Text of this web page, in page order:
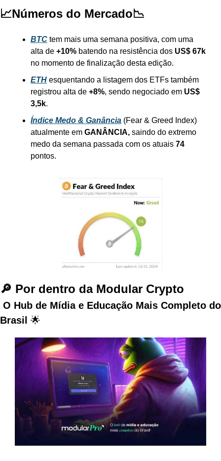
📈Números do Mercado📉
BTC tem mais uma semana positiva, com uma
alta de +10% batendo na resistência dos US$ 67k
no momento de finalização desta edição.
ETH esquentando a listagem dos ETFs também
registrou alta de +8%, sendo negociado em US$
3,5k.
Índice Medo & Ganância (Fear & Greed Index)
atualmente em GANÂNCIA, saindo do extremo
medo da semana passada com os atuais 74
pontos.
🔎 Por dentro da Modular Crypto
O Hub de Mídia e Educação Mais Completo do
Brasil 🌟